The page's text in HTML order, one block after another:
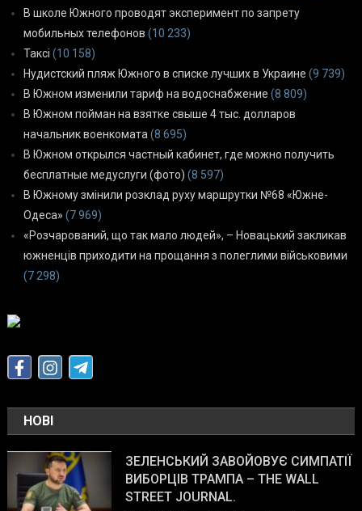
В школе Южного проводят эксперимент по запрету
мобильных телефонов (10 233)
Таксі (10 158)
Нудистский пляж Южного в списке лучших в Украине (9 739)
В Южном изменили тариф на водоснабжение (8 809)
В Южном пойман на взятке свыше 4 тыс. долларов
начальник военкомата (8 695)
В Южном открылся частный кабинет, где можно получить
бесплатные медуслуги (фото) (8 597)
В Южному змінили розклад руху маршрутки №68 «Южне-
Одеса» (7 969)
«Розчарований, що так мало людей», – Новацький закликав
южненців приходити на прощання з полеглими військовими
(7 298)
НОВІ
ЗЕЛЕНСЬКИЙ ЗАВОЙОВУЄ СИМПАТІЇ
ВИБОРЦІВ ТРАМПА – THE WALL
STREET JOURNAL.